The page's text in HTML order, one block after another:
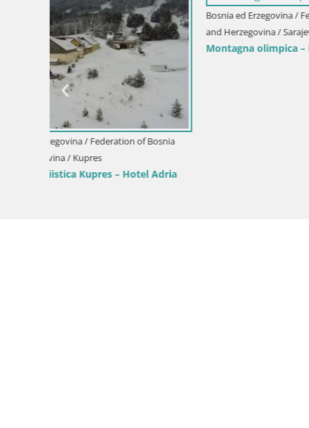
Bosnia ed Erzegovina / Federation of Bosnia
and Herzegovina / Zenica
Zenica – Shopping Center Džananović
Bosnia ed
and
Zenica –